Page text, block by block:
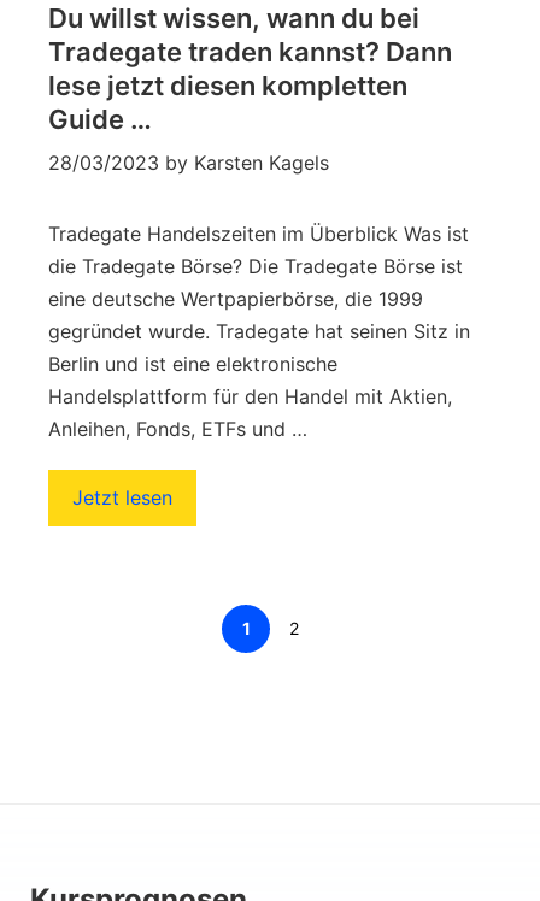
Du willst wissen, wann du bei
Tradegate traden kannst? Dann
lese jetzt diesen kompletten
Guide …
28/03/2023 by Karsten Kagels
Tradegate Handelszeiten im Überblick Was ist
die Tradegate Börse? Die Tradegate Börse ist
eine deutsche Wertpapierbörse, die 1999
gegründet wurde. Tradegate hat seinen Sitz in
Berlin und ist eine elektronische
Handelsplattform für den Handel mit Aktien,
Anleihen, Fonds, ETFs und …
Jetzt lesen
Page
1 Page
2